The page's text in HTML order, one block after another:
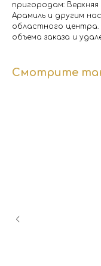
пригородам:
Арамиль и другим
областного
объема заказа и
Смотрите